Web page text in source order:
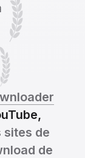
sites de
de